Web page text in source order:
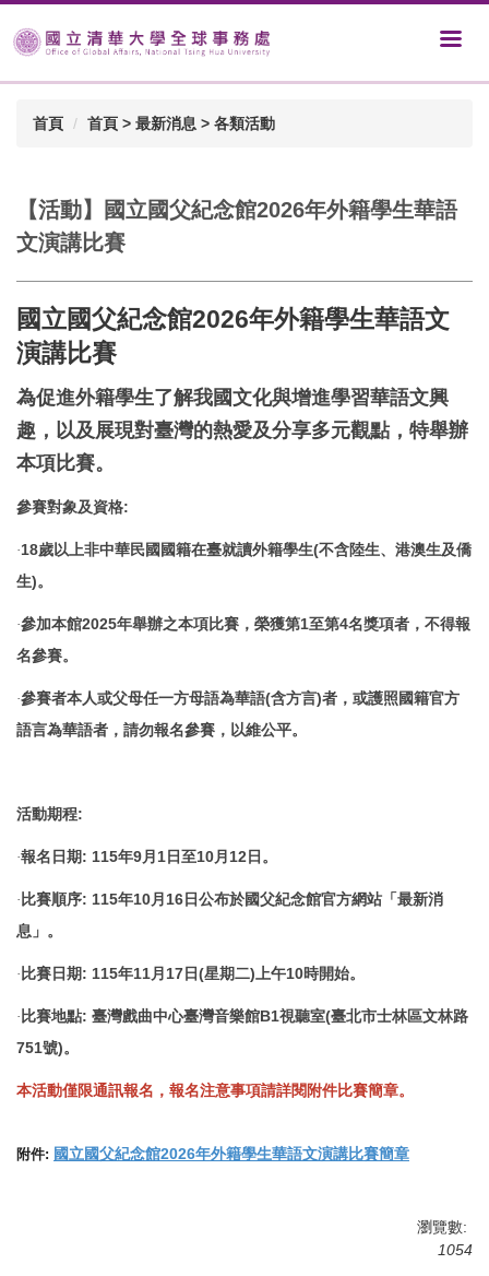
首頁 首頁 > 最新消息 > 各類活動
【活動】國立國父紀念館2026年外籍學生華語
文演講比賽
國立國父紀念館2026年外籍學生華語文
演講比賽
為促進外籍學生了解我國文化與增進學習華語文興
趣， 以及展現對臺灣的熱愛及分享多元觀點，特舉辦
本項比賽。
參賽對象及資格:
·18歲以上非中華民國國籍在臺就讀外籍學生(不含陸生、 港澳生及僑
生)。
·參加本館2025年舉辦之本項比賽，榮獲第1至第4名獎項者， 不得報
名參賽。
·參賽者本人或父母任一方母語為華語(含方言)者， 或護照國籍官方
語言為華語者，請勿報名參賽，以維公平。
活動期程:
·報名日期: 115年9月1日至10月12日。
· 比賽順序: 115年10月16日公布於國父紀念館官方網站「最新消
息」。
· 比賽日期: 115年11月17日(星期二)上午10時開始。
· 比賽地點: 臺灣戲曲中心臺灣音樂館B1視聽室(臺北市士林區文林路
751號)。
本活動僅限通訊報名，報名注意事項請詳閱附件比賽簡章。
附件: 國立國父紀念館2026年外籍學生華語文演講比賽簡章
瀏覽數:
1054